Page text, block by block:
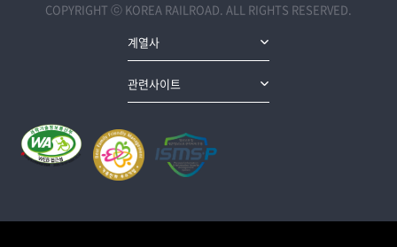
COPYRIGHT ⓒ KOREA RAILROAD. ALL RIGHTS RESERVED.
계열사
관련사이트